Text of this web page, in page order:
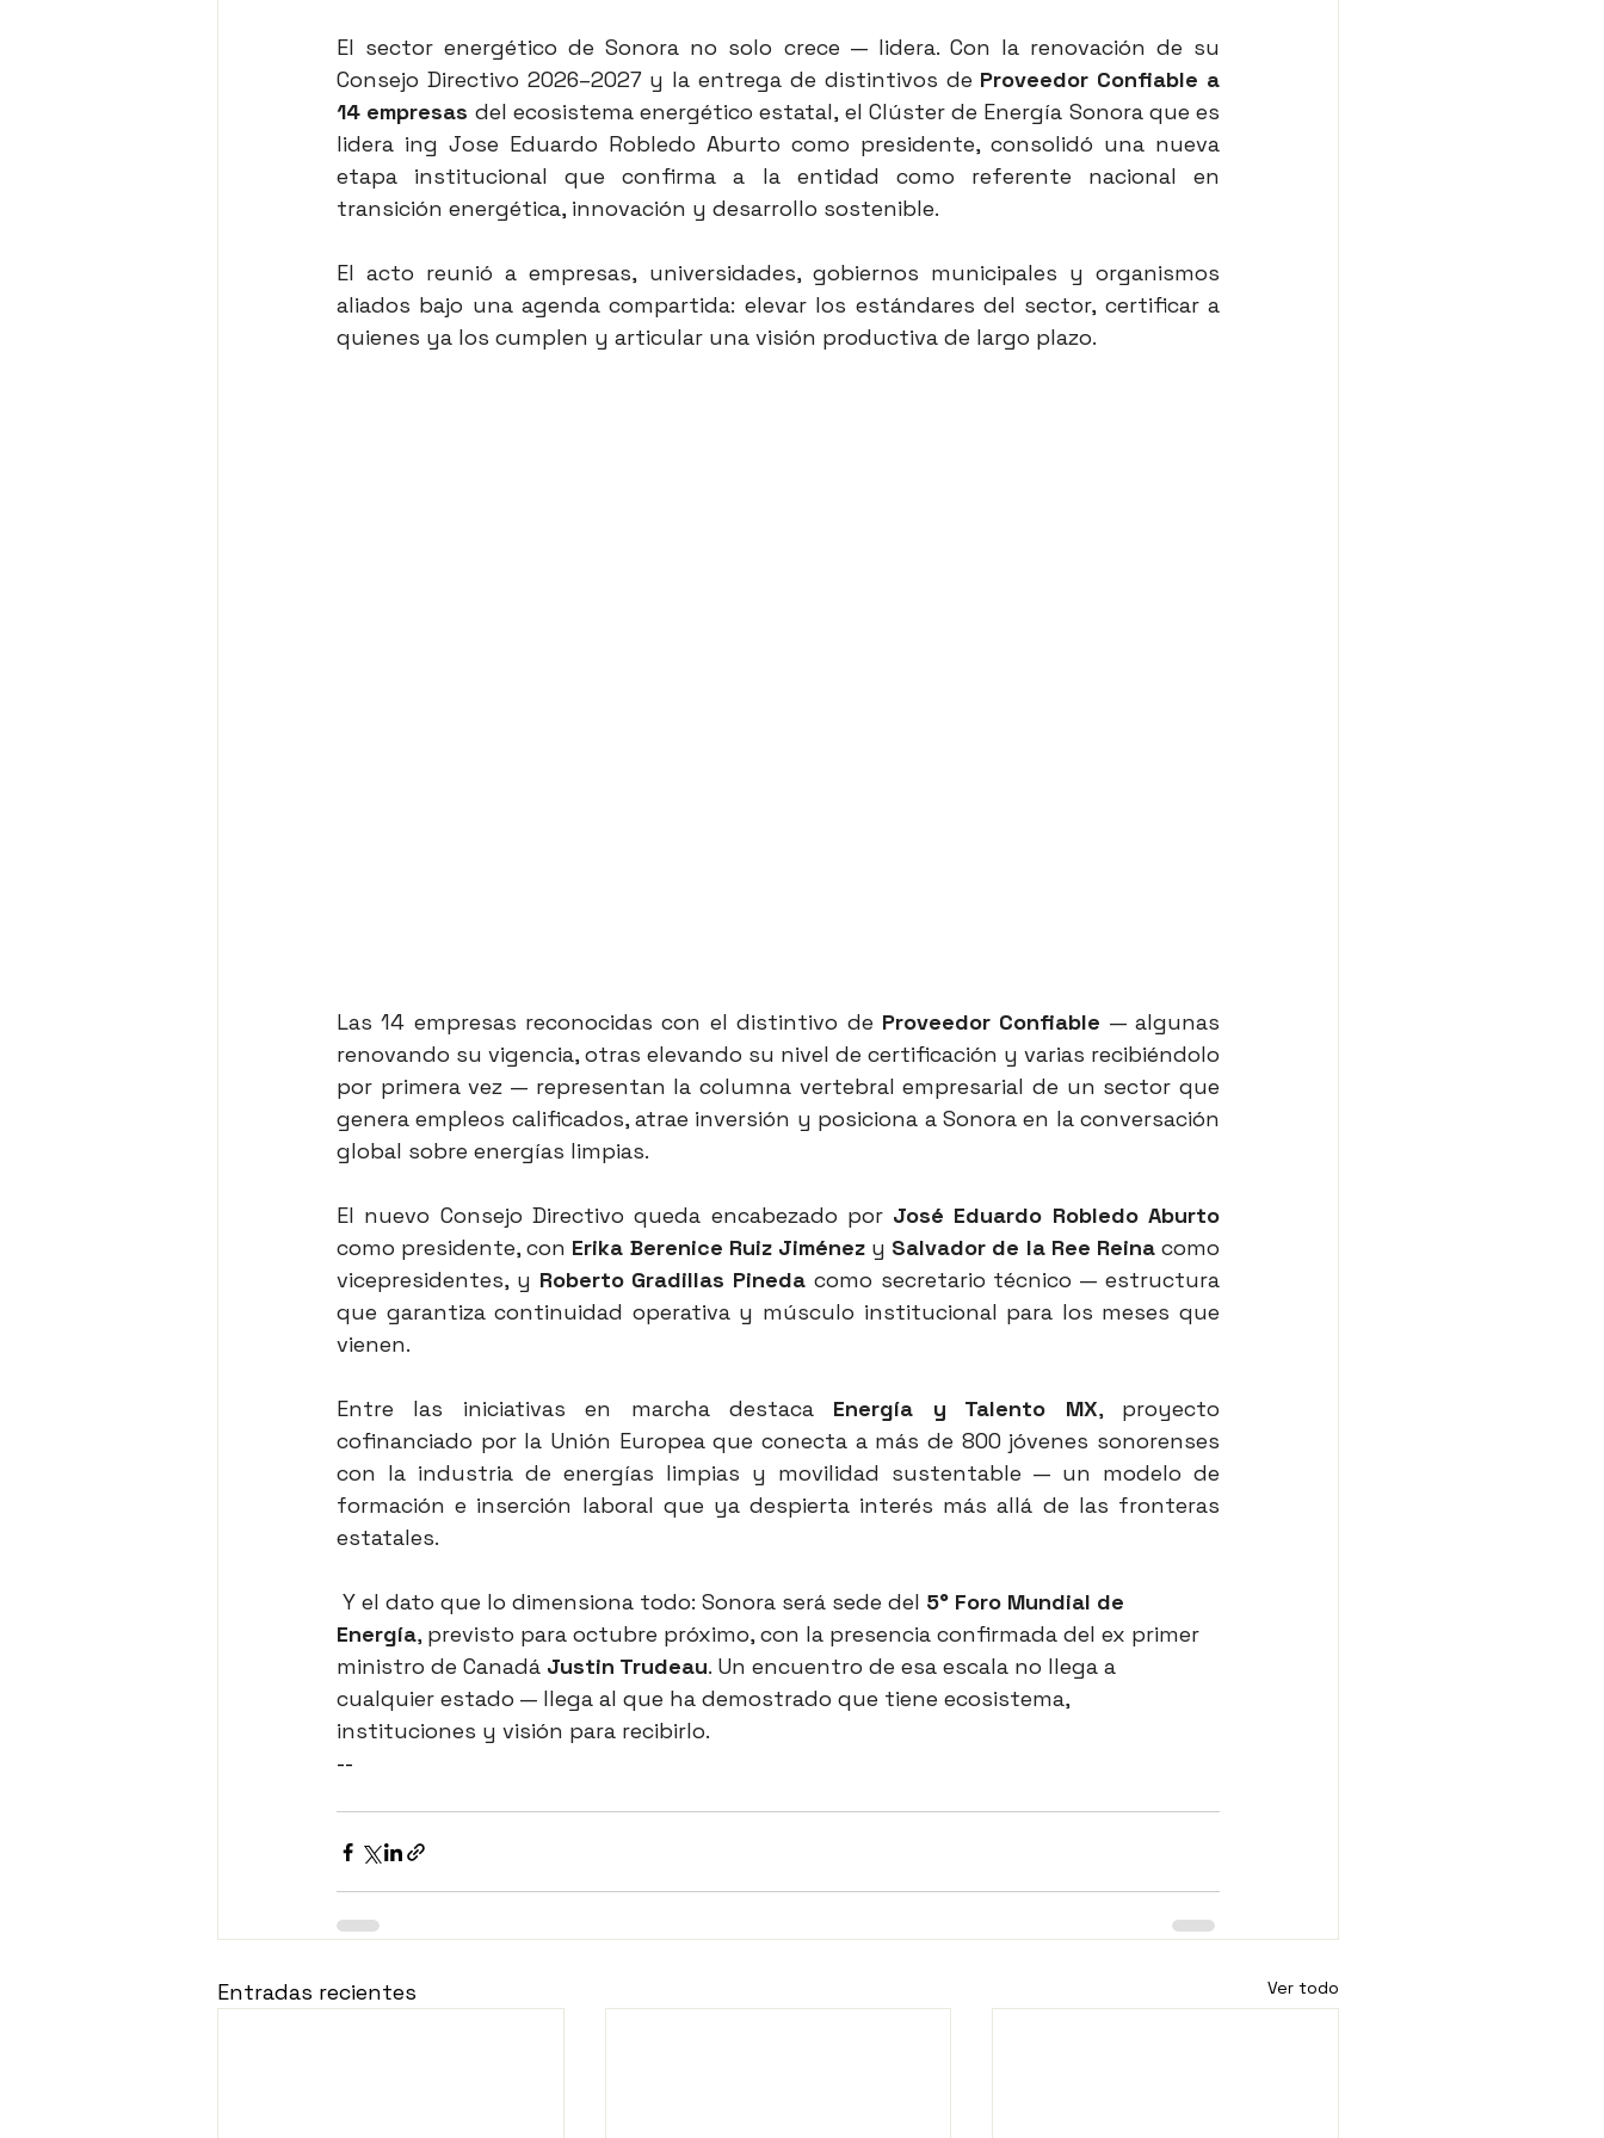
El sector energético de Sonora no solo crece — lidera. Con la renovación de su
Consejo Directivo 2026–2027 y la entrega de distintivos de Proveedor Confiable a
14 empresas del ecosistema energético estatal, el Clúster de Energía Sonora que es
lidera ing Jose Eduardo Robledo Aburto como presidente, consolidó una nueva
etapa institucional que confirma a la entidad como referente nacional en
transición energética, innovación y desarrollo sostenible.
El acto reunió a empresas, universidades, gobiernos municipales y organismos
aliados bajo una agenda compartida: elevar los estándares del sector, certificar a
quienes ya los cumplen y articular una visión productiva de largo plazo.
Las 14 empresas reconocidas con el distintivo de Proveedor Confiable — algunas
renovando su vigencia, otras elevando su nivel de certificación y varias recibiéndolo
por primera vez — representan la columna vertebral empresarial de un sector que
genera empleos calificados, atrae inversión y posiciona a Sonora en la conversación
global sobre energías limpias.
El nuevo Consejo Directivo queda encabezado por José Eduardo Robledo Aburto
como presidente, con Erika Berenice Ruiz Jiménez y Salvador de la Ree Reina como
vicepresidentes, y Roberto Gradillas Pineda como secretario técnico — estructura
que garantiza continuidad operativa y músculo institucional para los meses que
vienen.
Entre las iniciativas en marcha destaca Energía y Talento MX, proyecto
cofinanciado por la Unión Europea que conecta a más de 800 jóvenes sonorenses
con la industria de energías limpias y movilidad sustentable — un modelo de
formación e inserción laboral que ya despierta interés más allá de las fronteras
estatales.
Y el dato que lo dimensiona todo: Sonora será sede del 5° Foro Mundial de
Energía, previsto para octubre próximo, con la presencia confirmada del ex primer
ministro de Canadá Justin Trudeau. Un encuentro de esa escala no llega a
cualquier estado — llega al que ha demostrado que tiene ecosistema,
instituciones y visión para recibirlo.
--
Entradas recientes Ver todo